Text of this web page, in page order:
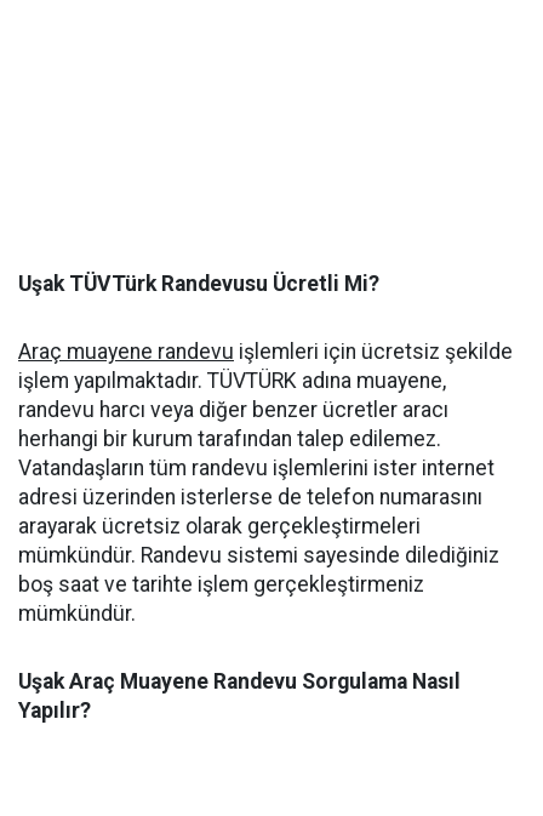
Uşak TÜVTürk Randevusu Ücretli Mi?
Araç muayene randevu işlemleri için ücretsiz şekilde
işlem yapılmaktadır. TÜVTÜRK adına muayene,
randevu harcı veya diğer benzer ücretler aracı
herhangi bir kurum tarafından talep edilemez.
Vatandaşların tüm randevu işlemlerini ister internet
adresi üzerinden isterlerse de telefon numarasını
arayarak ücretsiz olarak gerçekleştirmeleri
mümkündür. Randevu sistemi sayesinde dilediğiniz
boş saat ve tarihte işlem gerçekleştirmeniz
mümkündür.
Uşak Araç Muayene Randevu Sorgulama Nasıl
Yapılır?